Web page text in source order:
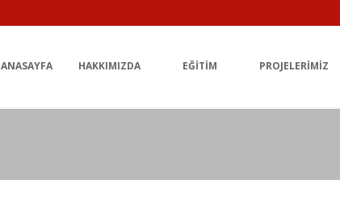
ANASAYFA HAKKIMIZDA EĞITIM PROJELERIMIZ